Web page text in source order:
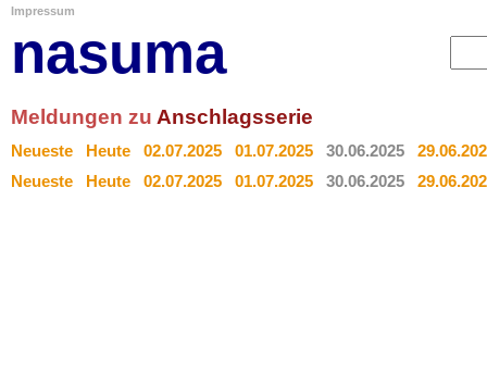
Impressum
nasuma
Meldungen zu Anschlagsserie
Neueste Heute 02.07.2025 01.07.2025 30.06.2025
Neueste
Heute 02.07.2025 01.07.2025 30.06.2025